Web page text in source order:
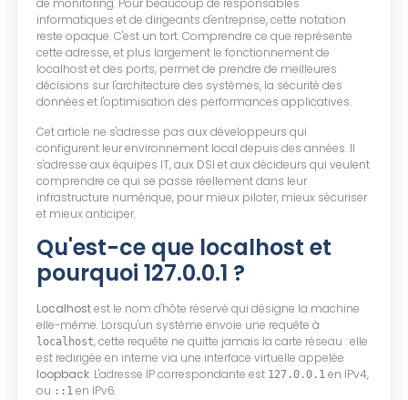
de monitoring. Pour beaucoup de responsables
informatiques et de dirigeants d'entreprise, cette notation
reste opaque. C'est un tort. Comprendre ce que représente
cette adresse, et plus largement le fonctionnement de
localhost et des ports, permet de prendre de meilleures
décisions sur l'architecture des systèmes, la sécurité des
données et l'optimisation des performances applicatives.
Cet article ne s'adresse pas aux développeurs qui
configurent leur environnement local depuis des années. Il
s'adresse aux équipes IT, aux DSI et aux décideurs qui veulent
comprendre ce qui se passe réellement dans leur
infrastructure numérique, pour mieux piloter, mieux sécuriser
et mieux anticiper.
Qu'est-ce que localhost et
pourquoi 127.0.0.1 ?
Localhostest le nom d'hôte réservé qui désigne la machine
elle-même. Lorsqu'un système envoie une requête à
localhost, cette requête ne quitte jamais la carte réseau : elle
est redirigée en interne via une interface virtuelle appelée
loopback. L'adresse IP correspondante est 127.0.0.1 en IPv4,
ou ::1 en IPv6.